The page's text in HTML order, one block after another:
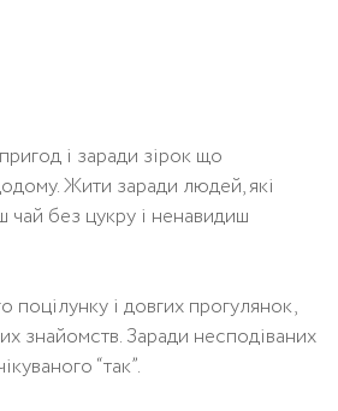
і заради зірок що
Жити заради людей, які
чай без цукру і ненавидиш
і довгих прогулянок,
знайомств. Заради несподіваних
“так”.